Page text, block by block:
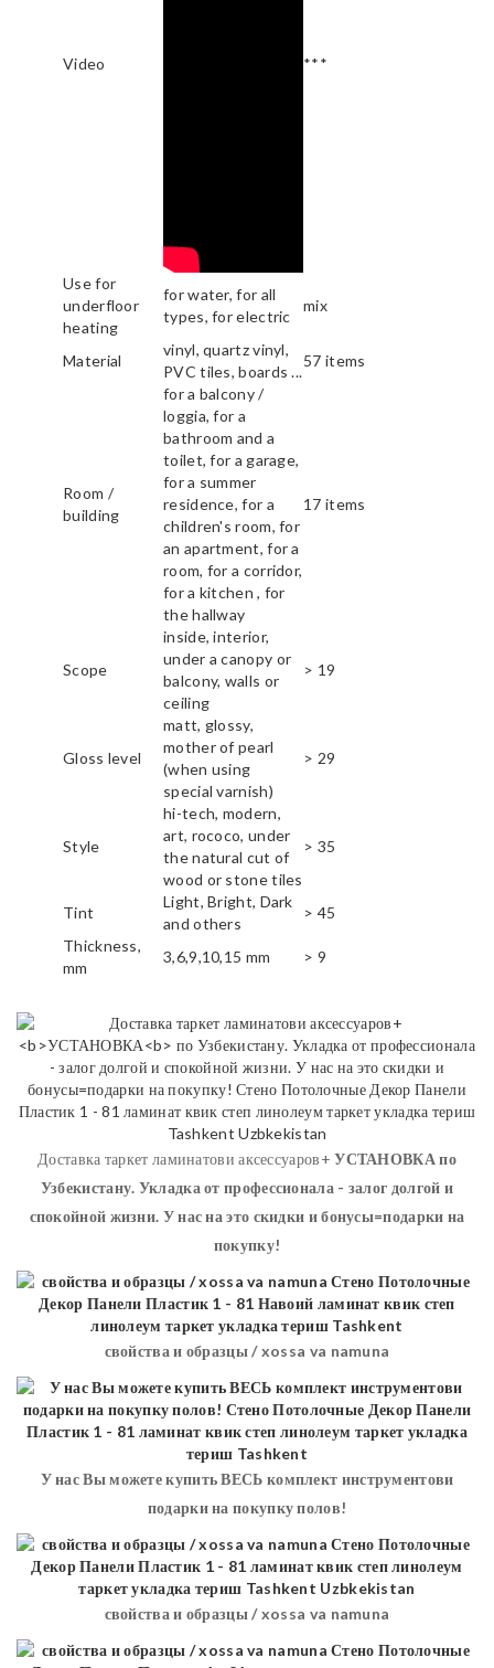
Video ***
Use for
underfloor
heating
for water, for all
types, for electric
mix
Material
vinyl, quartz vinyl,
PVC tiles, boards ...
57 items
Room /
building
for a balcony /
loggia, for a
bathroom and a
toilet, for a garage,
for a summer
residence, for a
children's room, for
an apartment, for a
room, for a corridor,
for a kitchen , for
the hallway
17 items
Scope
inside, interior,
under a canopy or
balcony, walls or
ceiling
> 19
Gloss level
matt, glossy,
mother of pearl
(when using
special varnish)
> 29
Style
hi-tech, modern,
art, rococo, under
the natural cut of
wood or stone tiles
> 35
Tint
Light, Bright, Dark
and others
> 45
Thickness,
mm
3,6,9,10,15 mm > 9
Доставка таркет ламинатови аксессуаров+УСТАНОВКАпо
Узбекистану. Укладка от профессионала - залог долгой и
спокойной жизни. У нас на это скидки и бонусы=подарки на
покупку!
свойства и образцы / xossa va namuna
У нас Вы можете купить ВЕСЬ комплект инструментови
подарки на покупку полов!
свойства и образцы / xossa va namuna